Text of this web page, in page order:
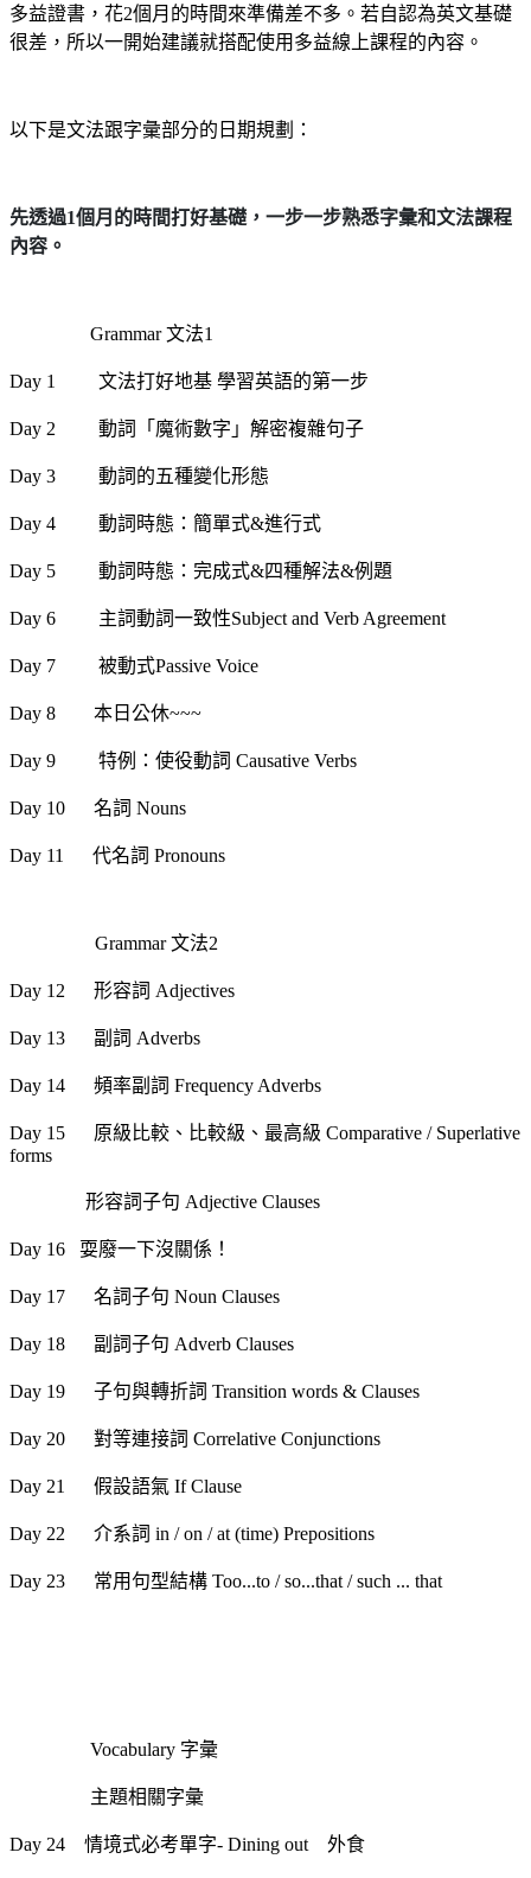
多益證書，花2個月的時間來準備差不多。若自認為英文基礎
很差，所以一開始建議就搭配使用多益線上課程的內容。
以下是文法跟字彙部分的日期規劃：
先透過1個月的時間打好基礎，一步一步熟悉字彙和文法課程
內容。
Grammar 文法1
Day 1 文法打好地基 學習英語的第一步
Day 2 動詞「魔術數字」解密複雜句子
Day 3 動詞的五種變化形態
Day 4 動詞時態：簡單式&進行式
Day 5 動詞時態：完成式&四種解法&例題
Day 6 主詞動詞一致性Subject and Verb Agreement
Day 7 被動式Passive Voice
Day 8 本日公休~~~
Day 9 特例：使役動詞 Causative Verbs
Day 10 名詞 Nouns
Day 11 代名詞 Pronouns
Grammar 文法2
Day 12 形容詞 Adjectives
Day 13 副詞 Adverbs
Day 14 頻率副詞 Frequency Adverbs
Day 15 原級比較、比較級、最高級 Comparative / Superlative
forms
形容詞子句 Adjective Clauses
Day 16 耍廢一下沒關係！
Day 17 名詞子句 Noun Clauses
Day 18 副詞子句 Adverb Clauses
Day 19 子句與轉折詞 Transition words & Clauses
Day 20 對等連接詞 Correlative Conjunctions
Day 21 假設語氣 If Clause
Day 22 介系詞 in / on / at (time) Prepositions
Day 23 常用句型結構 Too...to / so...that / such ... that
Vocabulary 字彙
主題相關字彙
Day 24 情境式必考單字- Dining out 外食